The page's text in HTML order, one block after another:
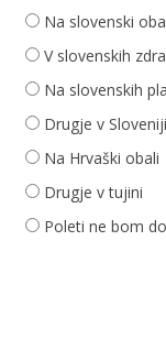
Na slovenski
V slovenskih
Na slovenskih
Drugje v Sloveniji
Na Hrvaški obali
Drugje v tujini
Poleti ne bom